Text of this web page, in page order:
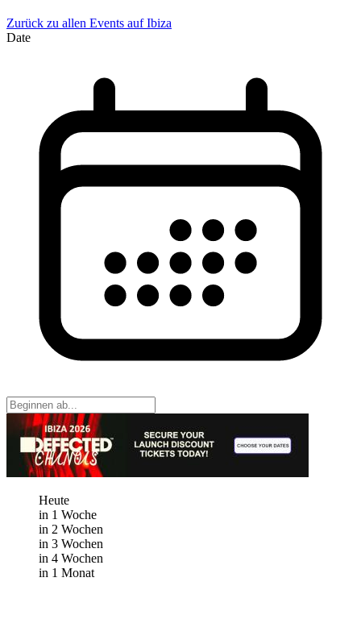
Zurück zu allen Events auf Ibiza
Date
Heute
in 1 Woche
in 2 Wochen
in 3 Wochen
in 4 Wochen
in 1 Monat